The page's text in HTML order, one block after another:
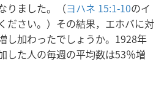
りました。（ヨハネ 15:1-10のイ
ださい。）その結果，エホバに対
し加わったでしょうか。1928年
した人の毎週の平均数は53％増